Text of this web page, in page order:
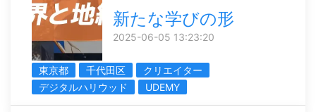
新たな学びの形
2025-06-05 13:23:20
東京都 千代田区
クリエイター
デジタルハリウッド
UDEMY